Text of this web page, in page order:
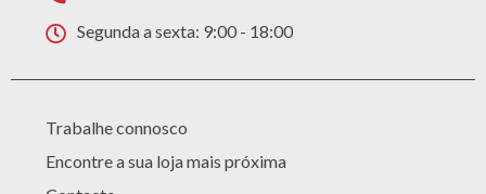
Segunda a sexta: 9:00 - 18:00
Trabalhe connosco
Encontre a sua loja mais próxima